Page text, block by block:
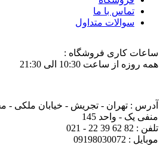
تماس با ما
سوالات متداول
ساعات کاری فروشگاه :
همه روزه از ساعت 10:30 الی 21:30
آدرس : تهران - تجریش - خیابان ملکی -
منفی یک - واحد 145
تلفن : 82 62 39 22 - 021
موبایل : 09198030072